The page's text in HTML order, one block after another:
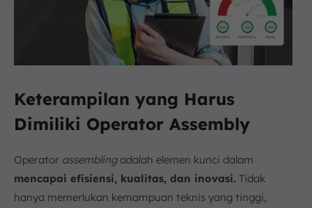
Keterampilan yang Harus
Dimiliki Operator Assembly
Operator assemblingadalah elemen kunci dalam
mencapai efisiensi, kualitas, dan inovasi. Tidak
hanya memerlukan kemampuan teknis yang tinggi,